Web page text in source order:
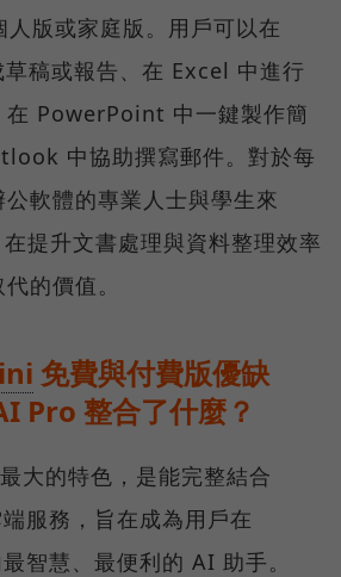
版或家庭版。用戶可以在
稿或報告、在 Excel 中進行
在 PowerPoint 中一鍵製作簡
中協助撰寫郵件。對於每
軟體的專業人士與學生來
提升文書處理與資料整理效率
的價值。
免費與付費版優缺
Pro 整合了什麼？
大的特色，是能完整結合
服務，旨在成為用戶在
智慧、最便利的 AI 助手。